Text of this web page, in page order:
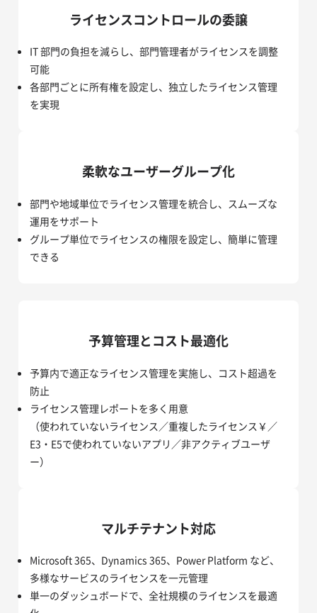
ライセンスコントロールの委譲
IT 部門の負担を減らし、部門管理者がライセンスを調整
可能
各部門ごとに所有権を設定し、独立したライセンス管理
を実現
柔軟なユーザーグループ化
部門や地域単位でライセンス管理を統合し、スムーズな
運用をサポート
グループ単位でライセンスの権限を設定し、簡単に管理
できる
予算管理とコスト最適化
予算内で適正なライセンス管理を実施し、コスト超過を
防止
ライセンス管理レポートを多く用意
（使われていないライセンス／重複したライセンス￥／
E3・E5で使われていないアプリ／非アクティブユーザ
ー）
マルチテナント対応
Microsoft 365、Dynamics 365、Power Platform など、
多様なサービスのライセンスを一元管理
単一のダッシュボードで、全社規模のライセンスを最適